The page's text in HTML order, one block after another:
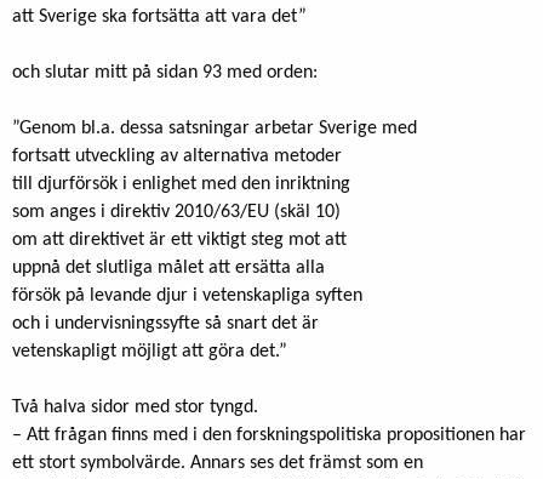
att Sverige ska fortsätta att vara det”
och slutar mitt på sidan 93 med orden:
”Genom bl.a. dessa satsningar arbetar Sverige med
fortsatt utveckling av alternativa metoder
till djurförsök i enlighet med den inriktning
som anges i direktiv 2010/63/EU (skäl 10)
om att direktivet är ett viktigt steg mot att
uppnå det slutliga målet att ersätta alla
försök på levande djur i vetenskapliga syften
och i undervisningssyfte så snart det är
vetenskapligt möjligt att göra det.”
Två halva sidor med stor tyngd.
– Att frågan finns med i den forskningspolitiska propositionen har
ett stort symbolvärde. Annars ses det främst som en